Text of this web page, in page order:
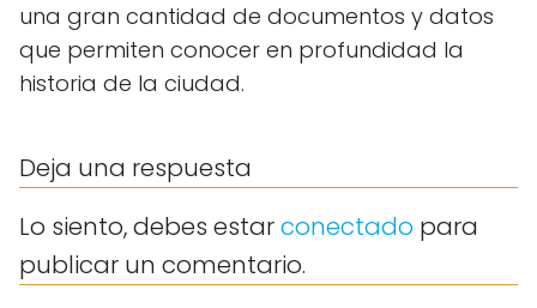
una gran cantidad de documentos y datos
que permiten conocer en profundidad la
historia de la ciudad.
Deja una respuesta
Lo siento, debes estarconectado para
publicar un comentario.